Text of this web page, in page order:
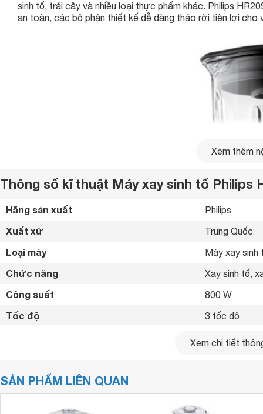
sinh tố, trái cây và nhiều loại thực phẩm khác. Philips
an toàn, các bộ phận thiết kế dễ dàng tháo rời tiện lợi cho
Xem thêm
Thông số kĩ thuật Máy xay sinh tố Philips
Hãng sản xuất Philips
Xuất xứ Trung Quốc
Loại máy Máy xay sinh
Chức năng Xay sinh tố,
Công suất 800 W
Tốc độ 3 tốc độ
Nút xoay
Xem chi tiết
SẢN PHẨM LIÊN QUAN